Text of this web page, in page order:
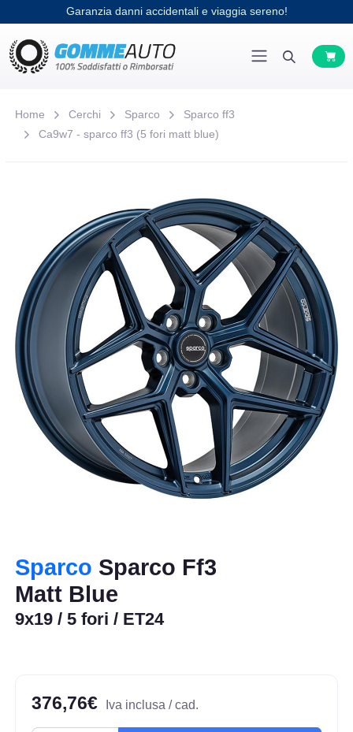
Garanzia danni accidentali e viaggia sereno!
Home Cerchi Sparco
Sparco ff3
Ca9w7 - sparco ff3 (5 fori matt blue)
Sparco Sparco Ff3
Matt Blue
9x19 / 5 fori / ET24
376,76€ Iva inclusa / cad.